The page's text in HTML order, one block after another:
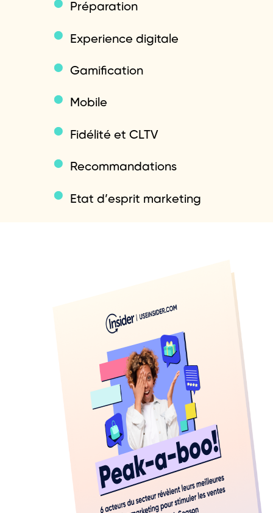
Préparation
Experience digitale
Gamification
Mobile
Fidélité et CLTV
Recommandations
Etat d’esprit marketing